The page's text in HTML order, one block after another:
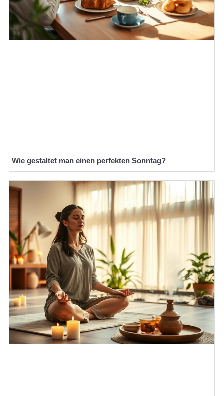
Wie gestaltet man einen perfekten Sonntag?